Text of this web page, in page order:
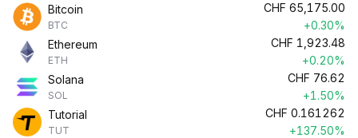
Bitcoin
BTC
CHF 65,175.00
+0.30%
Ethereum
ETH
CHF 1,923.48
+0.20%
Solana
SOL
CHF 76.62
+1.50%
Tutorial
TUT
CHF 0.161262
+137.50%